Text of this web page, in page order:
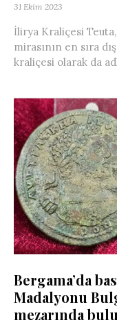
31 Ekim 2023
İlirya Kraliçesi
mirasının en sıra
kraliçesi olarak da
Bergama’da
Madalyonu
mezarında